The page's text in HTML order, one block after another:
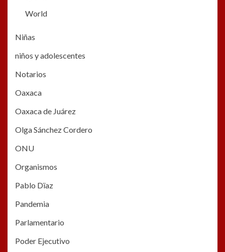
World
Niñas
niños y adolescentes
Notarios
Oaxaca
Oaxaca de Juárez
Olga Sánchez Cordero
ONU
Organismos
Pablo Dïaz
Pandemia
Parlamentario
Poder Ejecutivo